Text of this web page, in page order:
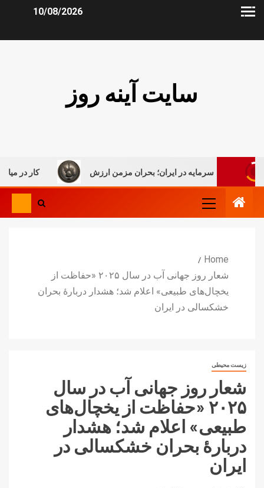
10/08/2026
سایت آینه روز
کار در میان جنگ، سرمایه در ایران؛ بحران مزمن ارزش
Home
شعار روز جهانی آب در سال ۲۰۲۵ «حفاظت از
یخچال‌های طبیعی» اعلام شد؛ هشدار دربارۀ بحران
خشکسالی در ایران
زیست محیطی
شعار روز جهانی آب در سال
۲۰۲۵ «حفاظت از یخچال‌های
طبیعی» اعلام شد؛ هشدار
دربارۀ بحران خشکسالی در
ایران